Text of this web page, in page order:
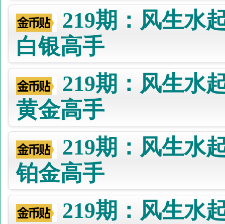
219期：风生水
白银高手
219期：风生水
黄金高手
219期：风生水
铂金高手
219期：风生水